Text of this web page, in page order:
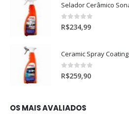
0 out of 5
R$234,99
Ceramic Spray
0 out of 5
R$259,90
OS MAIS AVALIADOS